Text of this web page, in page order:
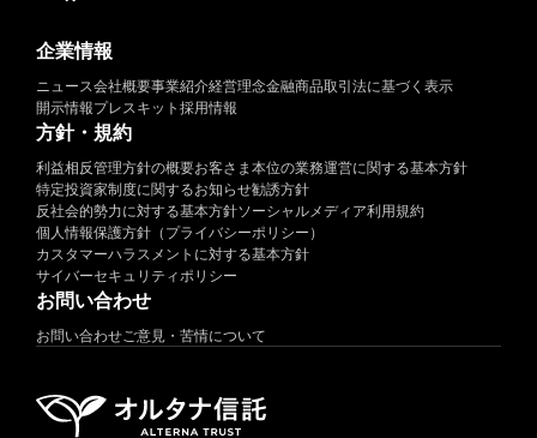
企業情報
ニュース会社概要事業紹介経営理念金融商品取引法に基づく表示
開示情報プレスキット採用情報
方針・規約
利益相反管理方針の概要お客さま本位の業務運営に関する基本方針
特定投資家制度に関するお知らせ勧誘方針
反社会的勢力に対する基本方針ソーシャルメディア利用規約
個人情報保護方針（プライバシーポリシー）
カスタマーハラスメントに対する基本方針
サイバーセキュリティポリシー
お問い合わせ
お問い合わせご意見・苦情について